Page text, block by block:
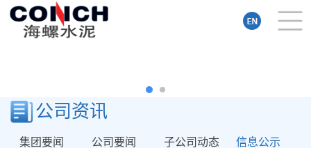
公司资讯
集团要闻 公司要闻 子公司动态 信息公示